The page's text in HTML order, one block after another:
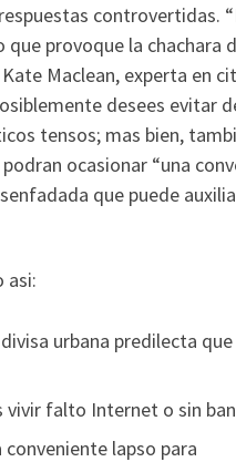
controvertidas.
provoque la chachara
Maclean, experta en
desees evitar
tensos; mas bien,
ocasionar “una
que puede
asi:
urbana predilecta
vivir falto Internet o sin
conveniente lapso para